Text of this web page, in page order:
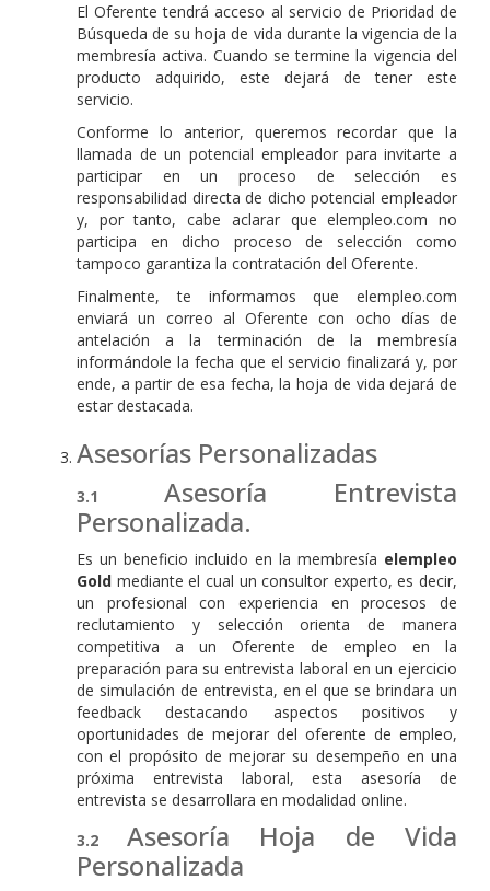
El Oferente tendrá acceso al servicio de Prioridad de
Búsqueda de su hoja de vida durante la vigencia de la
membresía activa. Cuando se termine la vigencia del
producto adquirido, este dejará de tener este
servicio.
Conforme lo anterior, queremos recordar que la
llamada de un potencial empleador para invitarte a
participar en un proceso de selección es
responsabilidad directa de dicho potencial empleador
y, por tanto, cabe aclarar que elempleo.com no
participa en dicho proceso de selección como
tampoco garantiza la contratación del Oferente.
Finalmente, te informamos que elempleo.com
enviará un correo al Oferente con ocho días de
antelación a la terminación de la membresía
informándole la fecha que el servicio finalizará y, por
ende, a partir de esa fecha, la hoja de vida dejará de
estar destacada.
Asesorías Personalizadas
Asesoría Entrevista
Personalizada.
Es un beneficio incluido en la membresía elempleo
Gold mediante el cual un consultor experto, es decir,
un profesional con experiencia en procesos de
reclutamiento y selección orienta de manera
competitiva a un Oferente de empleo en la
preparación para su entrevista laboral en un ejercicio
de simulación de entrevista, en el que se brindara un
feedback destacando aspectos positivos y
oportunidades de mejorar del oferente de empleo,
con el propósito de mejorar su desempeño en una
próxima entrevista laboral, esta asesoría de
entrevista se desarrollara en modalidad online.
Asesoría Hoja de Vida
Personalizada